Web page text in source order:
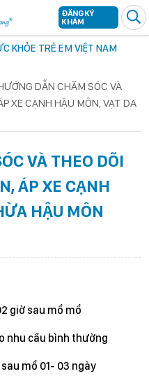
KHỎE TRẺ EM VIỆT NAM
ĐĂNG KÝ
KHÁM
DẪN CHĂM SÓC VÀ
XE CẠNH HẬU MÔN, VẠT DA
VÀ THEO DÕI
ÁP XE CẠNH
HẬU MÔN
giờ sau mổ mổ
nhu cầu bình thường
mổ 01- 03 ngày